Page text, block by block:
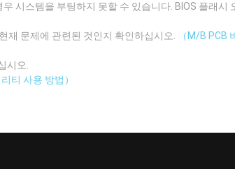
시스템을 부팅하지 못할 수 있습니다. BIOS 플래시
재 문제에 관련된 것인지 확인하십시오.
（M/B PCB
시오.
티 사용 방법）